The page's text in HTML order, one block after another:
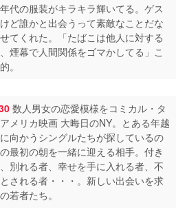
代の服装がキラキラ輝いてる。ゲス
ど誰かと出会うって素敵なことだな
てくれた。「たばこは他人に対する
煙幕で人間関係をゴマかしてる」こ
。
数人男女の恋愛模様をコミカル・タ
メリカ映画 大晦日のNY。とある年越
向かうシングルたちが探しているの
最初の朝を一緒に迎える相手。付き
別れる者、幸せを手に入れる者、不
される者・・・。新しい出会いを求
若者たち。